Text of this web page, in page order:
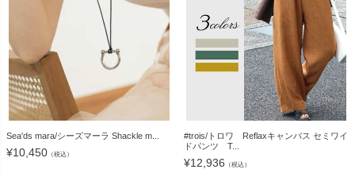
Sea'ds mara/シーズマーラ Shackle m...
¥10,450 （税込）
#trois/トロワ Reflaxキャンバス セミワイ
ドパンツ T...
¥12,936 （税込）